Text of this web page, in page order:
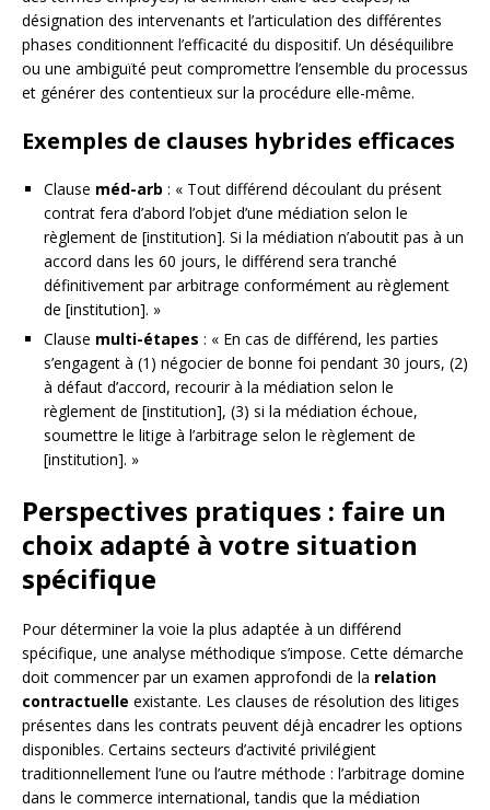
désignation des intervenants et l’articulation des différentes
phases conditionnent l’efficacité du dispositif. Un déséquilibre
ou une ambiguïté peut compromettre l’ensemble du processus
et générer des contentieux sur la procédure elle-même.
Exemples de clauses hybrides efficaces
Clause méd-arb : « Tout différend découlant du présent
contrat fera d’abord l’objet d’une médiation selon le
règlement de [institution]. Si la médiation n’aboutit pas à un
accord dans les 60 jours, le différend sera tranché
définitivement par arbitrage conformément au règlement
de [institution]. »
Clause multi-étapes : « En cas de différend, les parties
s’engagent à (1) négocier de bonne foi pendant 30 jours, (2)
à défaut d’accord, recourir à la médiation selon le
règlement de [institution], (3) si la médiation échoue,
soumettre le litige à l’arbitrage selon le règlement de
[institution]. »
Perspectives pratiques : faire un
choix adapté à votre situation
spécifique
Pour déterminer la voie la plus adaptée à un différend
spécifique, une analyse méthodique s’impose. Cette démarche
doit commencer par un examen approfondi de la relation
contractuelle existante. Les clauses de résolution des litiges
présentes dans les contrats peuvent déjà encadrer les options
disponibles. Certains secteurs d’activité privilégient
traditionnellement l’une ou l’autre méthode : l’arbitrage domine
dans le commerce international, tandis que la médiation